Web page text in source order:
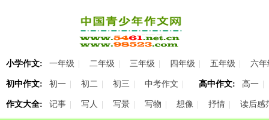
小学作文: 一年级 二年级 三年级 四年级 五年级 六年
初中作文: 初一 初二 初三 中考作文 高中作文: 高一
作文大全: 记事 写人 写景 写物 想像 抒情 读后感